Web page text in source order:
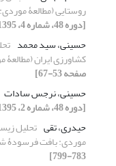
روستایی (مطالعۀ
[دوره 48، شماره 4، 1395، صفحه 603-616]
حسینی، سید محمد
کشاورزی ایران
صفحه 53-67]
حسینی، نرجس سادات
[دوره 48، شماره 2، 1395، صفحه 389-405]
حیدری، تقی تحلیل
موردی: بافت فرسودۀ
783-799]